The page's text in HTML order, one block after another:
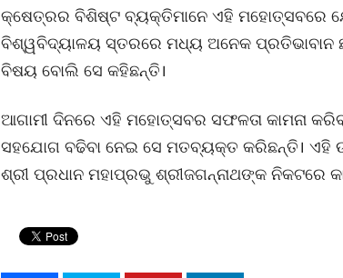
କ୍ଷେତ୍ରର ବିଶିଷ୍ଟ ବ୍ୟକ୍ତିମାନେ ଏହି ମହୋତ୍ସବରେ
ବିଶ୍ୱବିଦ୍ୟାଳୟ ସ୍ତରରେ ମଧ୍ୟ ଅନେକ ପ୍ରତିଭାବାନ
ବିଷୟ ବୋଲି ସେ କହିଛନ୍ତି।
ଆଗାମୀ ଦିନରେ ଏହି ମହୋତ୍ସବର ସଫଳତା କାମନା
ସହଯୋଗ ବଢିବା ନେଇ ସେ ମତବ୍ୟକ୍ତ କରିଛନ୍ତି।
ଶ୍ରୀ ପ୍ରଧାନ ମହାପ୍ରଭୁ ଶ୍ରୀଜଗନ୍ନାଥଙ୍କ ନିକଟରେ